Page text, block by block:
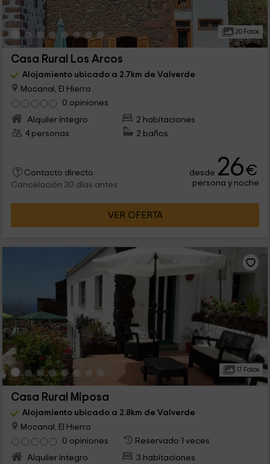
20 Fotos
Casa Rural Los Arcos
Alojamiento ubicado a 2.7km de Valverde
Mocanal, El Hierro
0 opiniones
Alquiler íntegro
2 habitaciones
4 personas
2 baños
Contacto directo
Cancelación 30 días antes
desde 26€
persona y noche
VER OFERTA
17 Fotos
Casa Rural Miposa
Alojamiento ubicado a 2.8km de Valverde
Mocanal, El Hierro
0 opiniones
Reservado 1 veces
Alquiler íntegro
3 habitaciones